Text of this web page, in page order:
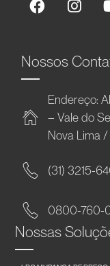
Nossos
Endereço:
– Vale do
Nova Lima
(31) 3215-
0800-760-
Nossas